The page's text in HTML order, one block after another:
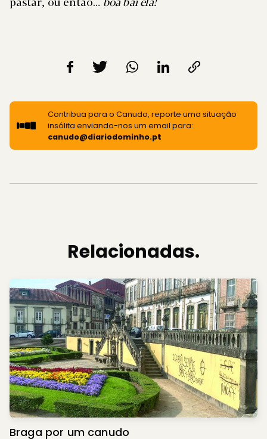
Contribua para o Canudo, reporte uma situação
insólita enviando-nos um email para:
canudo@diariodominho.pt
Relacionadas.
Braga por um canudo